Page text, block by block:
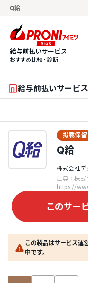
Q給
給与前払いサービス
おすすめ比較・診断
給与前払いサービス
掲載保留
Q給
株式会社デ
出典：株式
https://
このサー
この製品はサービス運
中です。